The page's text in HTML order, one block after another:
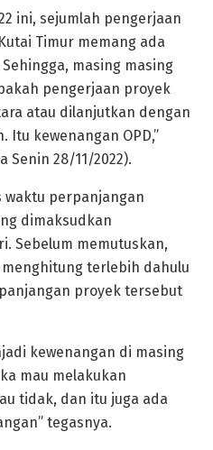
ini, sejumlah pengerjaan
Timur memang ada
masing masing
pengerjaan proyek
atau dilanjutkan dengan
kewenangan OPD,”
Senin 28/11/2022).
waktu perpanjangan
dimaksudkan
Sebelum memutuskan,
menghitung terlebih dahulu
proyek tersebut
kewenangan di masing
mau melakukan
tidak, dan itu juga ada
tegasnya.